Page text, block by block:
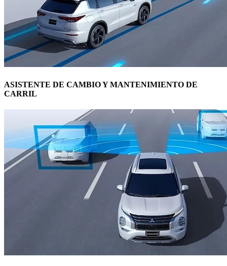
ASISTENTE DE CAMBIO Y MANTENIMIENTO DE
CARRIL